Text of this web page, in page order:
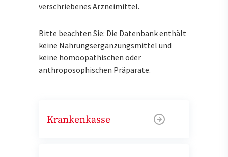
verschriebenes Arzneimittel.
Bitte beachten Sie: Die Datenbank enthält
keine Nahrungsergänzungsmittel und
keine homöopathischen oder
anthroposophischen Präparate.
Krankenkasse